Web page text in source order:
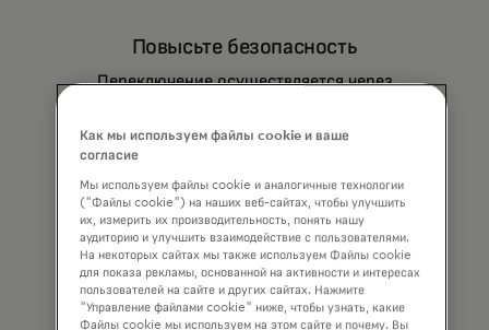
Повысьте безопасность
Переключение осуществляется через
гарантирует полную безопасность для вас и
ваших заказчиков на всех этапах.
Как мы используем файлы cookie и ваше
согласие
Мы используем файлы cookie и аналогичные технологии
("Файлы cookie") на наших веб-сайтах, чтобы улучшить
их, измерить их производительность, понять нашу
аудиторию и улучшить взаимодействие с пользователями.
На некоторых сайтах мы также используем Файлы cookie
для показа рекламы, основанной на активности и интересах
пользователей на сайте и других сайтах. Нажмите
"Управление файлами cookie" ниже, чтобы узнать, какие
Файлы cookie мы используем на этом сайте и почему. Вы